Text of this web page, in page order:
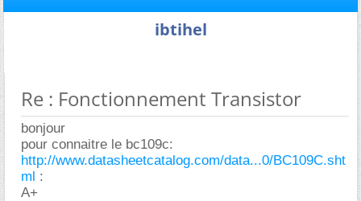
ibtihel
Re : Fonctionnement Transistor
bonjour
pour connaitre le bc109c:
http://www.datasheetcatalog.com/data...0/BC109C.sht
ml :
A+